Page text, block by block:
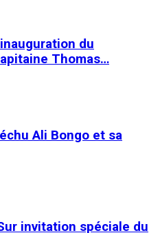
du
Thomas…
Ali Bongo et sa
invitation spéciale du